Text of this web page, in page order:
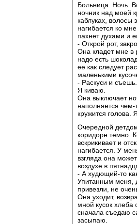
Больница. Ночь.
ночник над моей
каблуках, волосы
нагибается ко
пахнет духами и
- Открой рот,
Она кладет мне в
надо есть
ее как следует
маленькими
- Раскуси и
Я киваю.
Она выключает
наполняется
кружится голова.
Очередной
коридоре темно.
вскрикивает и
нагибается. У
взгляда она
воздухе в
- А худющий-то
Упитанным меня,
привезли, не
Она уходит,
мной кусок
сначала съедаю
засыпаю.